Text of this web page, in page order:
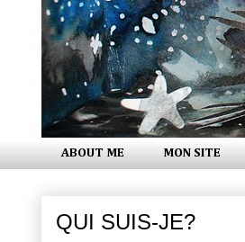
ABOUT ME MON SITE
QUI SUIS-JE?